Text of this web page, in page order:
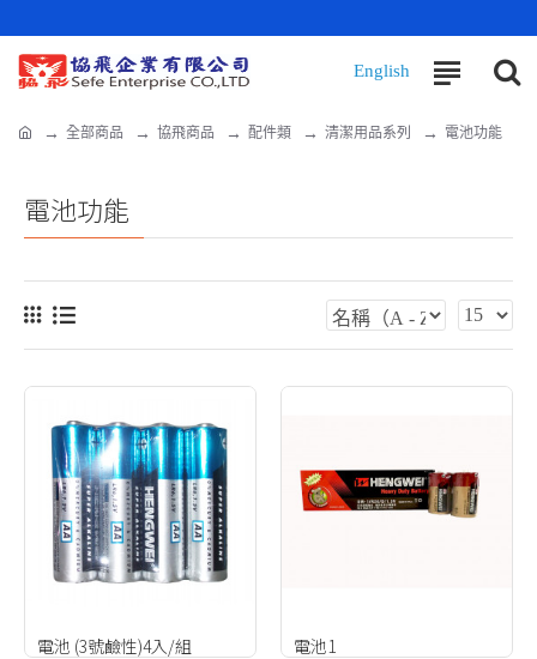
全部商品 協飛商品 配件類 清潔用品系列 電池功能
電池功能
電池 (3號鹼性)4入/組 電池1